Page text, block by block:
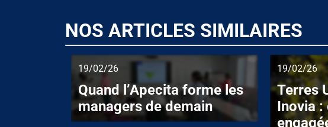
NOS ARTICLES SIMILAIRES
19/02/26
Quand l’Apecita forme les
managers de demain
19/02/26
Terres
Inovia :